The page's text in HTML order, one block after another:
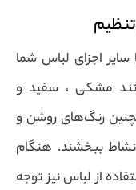
اجزای لباس شما
مشکی ، سفید و
رنگ‌های روشن و
ببخشند. هنگام
از لباس نیز توجه